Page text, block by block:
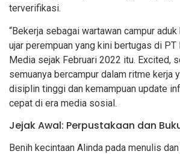
terverifikasi.
“Bekerja sebagai wartawan campur aduk
ujar perempuan yang kini bertugas di PT
Media sejak Februari 2022 itu. Excited,
semuanya bercampur dalam ritme kerja
disiplin tinggi dan kemampuan update
cepat di era media sosial.
Jejak Awal: Perpustakaan dan
Benih kecintaan Alinda pada menulis